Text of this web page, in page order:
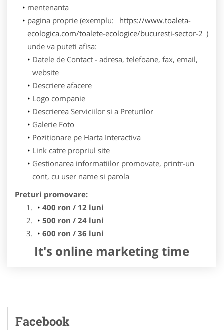
mentenanta
pagina proprie (exemplu:
https://www.toaleta-
ecologica.com/toalete-ecologice/bucuresti-sector-2 )
unde va puteti afisa:
Datele de Contact - adresa, telefoane, fax, email,
website
Descriere afacere
Logo companie
Descrierea Serviciilor si a Preturilor
Galerie Foto
Pozitionare pe Harta Interactiva
Link catre propriul site
Gestionarea informatiilor promovate, printr-un
cont, cu user name si parola
Preturi promovare:
400 ron / 12 luni
500 ron / 24 luni
600 ron / 36 luni
It's online marketing time
Facebook